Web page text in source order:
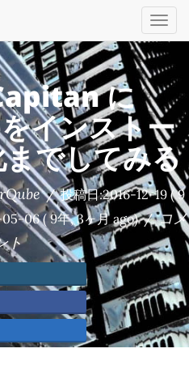
に
インストー
でしてみる
/ 投稿日:2016-12-19( 9
05-06( 9年, 3ヶ月 ago) / コメ
ト